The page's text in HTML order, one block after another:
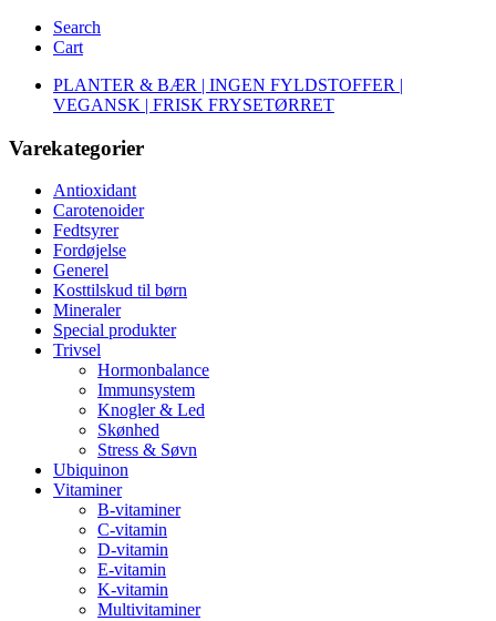
Search
Cart
PLANTER & BÆR | INGEN FYLDSTOFFER |
VEGANSK | FRISK FRYSETØRRET
Varekategorier
Antioxidant
Carotenoider
Fedtsyrer
Fordøjelse
Generel
Kosttilskud til børn
Mineraler
Special produkter
Trivsel
Hormonbalance
Immunsystem
Knogler & Led
Skønhed
Stress & Søvn
Ubiquinon
Vitaminer
B-vitaminer
C-vitamin
D-vitamin
E-vitamin
K-vitamin
Multivitaminer